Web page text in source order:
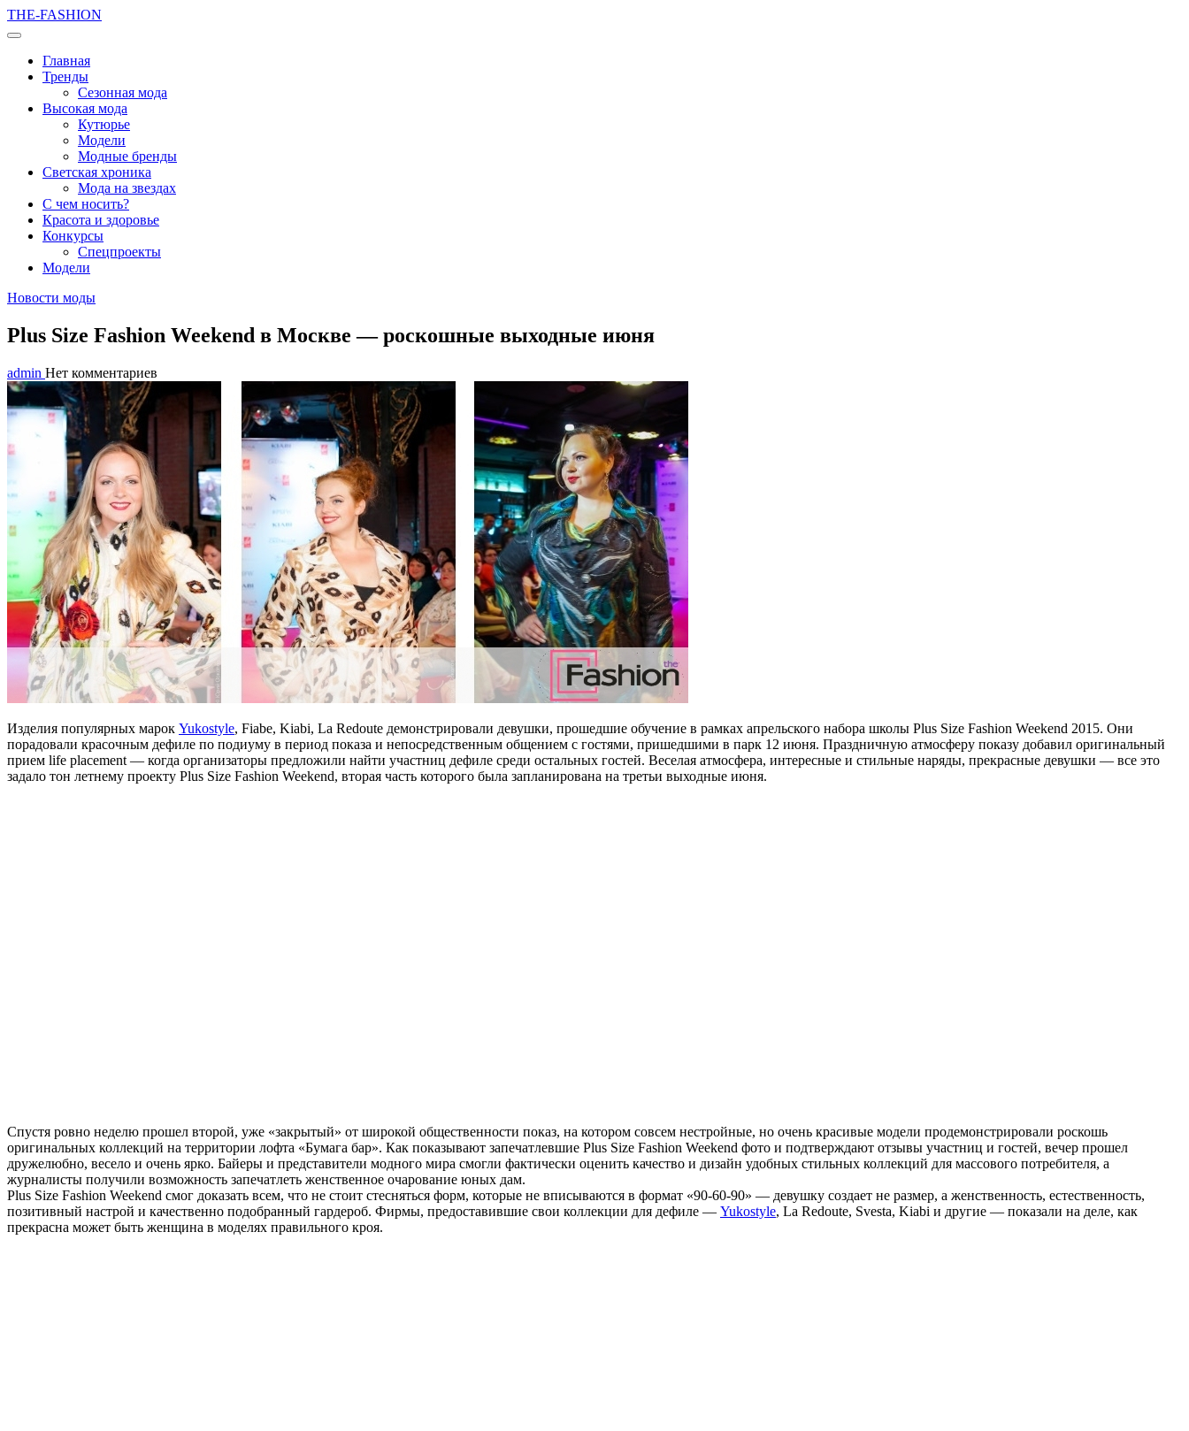
THE-FASHION
Главная
Тренды
Сезонная мода
Высокая мода
Кутюрье
Модели
Модные бренды
Светская хроника
Мода на звездах
С чем носить?
Красота и здоровье
Конкурсы
Спецпроекты
Модели
Новости моды
Plus Size Fashion Weekend в Москве — роскошные выходные июня
admin Нет комментариев
Изделия популярных марок Yukostyle, Fiabe, Kiabi, La Redoute демонстрировали девушки, прошедшие обучение в рамках апрельского набора школы Plus Size Fashion Weekend 2015. Они
порадовали красочным дефиле по подиуму в период показа и непосредственным общением с гостями, пришедшими в парк 12 июня. Праздничную атмосферу показу добавил оригинальный
прием life placement — когда организаторы предложили найти участниц дефиле среди остальных гостей. Веселая атмосфера, интересные и стильные наряды, прекрасные девушки — все это
задало тон летнему проекту Plus Size Fashion Weekend, вторая часть которого была запланирована на третьи выходные июня.
Спустя ровно неделю прошел второй, уже «закрытый» от широкой общественности показ, на котором совсем нестройные, но очень красивые модели продемонстрировали роскошь
оригинальных коллекций на территории лофта «Бумага бар». Как показывают запечатлевшие Plus Size Fashion Weekend фото и подтверждают отзывы участниц и гостей, вечер прошел
дружелюбно, весело и очень ярко. Байеры и представители модного мира смогли фактически оценить качество и дизайн удобных стильных коллекций для массового потребителя, а
журналисты получили возможность запечатлеть женственное очарование юных дам.
Plus Size Fashion Weekend смог доказать всем, что не стоит стесняться форм, которые не вписываются в формат «90-60-90» — девушку создает не размер, а женственность, естественность,
позитивный настрой и качественно подобранный гардероб. Фирмы, предоставившие свои коллекции для дефиле — Yukostyle, La Redoute, Svesta, Kiabi и другие — показали на деле, как
прекрасна может быть женщина в моделях правильного кроя.